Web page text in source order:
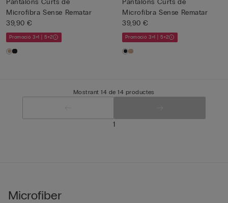
Microfibra Sense Rematar
39,90 €
Promoció 3+1 | 5+2
Microfibra Sense Rematar
39,90 €
Promoció 3+1 | 5+2
Mostrant 14 de 14 productes
1
Microfiber